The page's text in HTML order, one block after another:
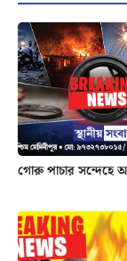
গোরু পাচার